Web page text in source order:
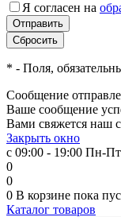
Я согласен на
* - Поля,
Сообщение
Ваше сообщение
Вами свяжется наш
Закрыть окно
с 09:00 - 19:00 Пн-Пт
0
0
0 В корзине пока
Каталог товаров